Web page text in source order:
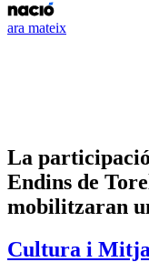
ara mateix
La
Endins de
mobilitzaran
Cultura i